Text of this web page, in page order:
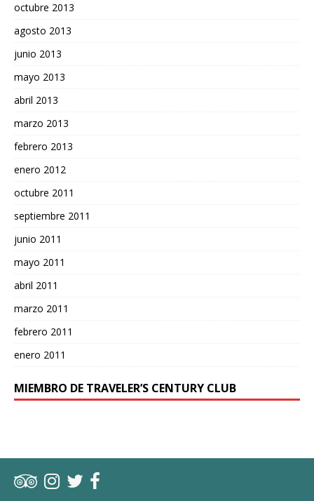
octubre 2013
agosto 2013
junio 2013
mayo 2013
abril 2013
marzo 2013
febrero 2013
enero 2012
octubre 2011
septiembre 2011
junio 2011
mayo 2011
abril 2011
marzo 2011
febrero 2011
enero 2011
MIEMBRO DE TRAVELER’S CENTURY CLUB